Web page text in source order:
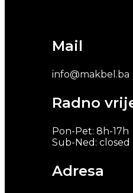
Mail
info@makbel.ba
Radno
Pon-Pet: 8h-17h
Sub-Ned: closed
Adresa